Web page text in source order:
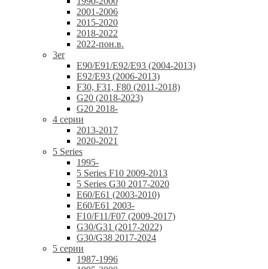
2001-2006
2015-2020
2018-2022
2022-пон.в.
3er
E90/E91/E92/E93 (2004-2013)
E92/E93 (2006-2013)
F30, F31, F80 (2011-2018)
G20 (2018-2023)
G20 2018-
4 серии
2013-2017
2020-2021
5 Series
1995-
5 Series F10 2009-2013
5 Series G30 2017-2020
E60/E61 (2003-2010)
E60/E61 2003-
F10/F11/F07 (2009-2017)
G30/G31 (2017-2022)
G30/G38 2017-2024
5 серии
1987-1996